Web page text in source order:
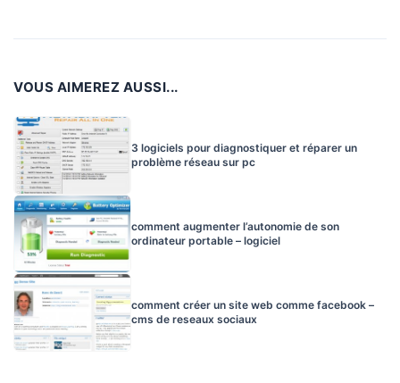
VOUS AIMEREZ AUSSI...
3 logiciels pour diagnostiquer et réparer un
problème réseau sur pc
comment augmenter l’autonomie de son
ordinateur portable – logiciel
comment créer un site web comme facebook –
cms de reseaux sociaux